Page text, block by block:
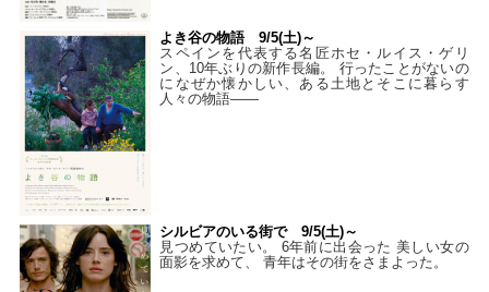
よき谷の物語 9/5(土)～
スペインを代表する名匠ホセ・ルイス・ゲリ
ン、10年ぶりの新作長編。 行ったことがないの
になぜか懐かしい、ある土地とそこに暮らす
人々の物語――
シルビアのいる街で 9/5(土)～
見つめていたい。 6年前に出会った 美しい女の
面影を求めて、 青年はその街をさまよった。